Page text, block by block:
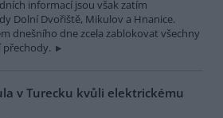
informací jsou však zatím
Dolní Dvořiště, Mikulov a Hnanice.
dnešního dne zcela zablokovat všechny
přechody.
v Turecku kvůli elektrickému